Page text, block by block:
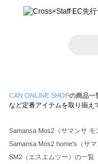
CAN ONLINE SHOPの商品一
など定番アイテムを取り揃え
Samansa Mos2（サマンサ モ
Samansa Mos2 home's（サ
SM2（エスエムツー）の一覧